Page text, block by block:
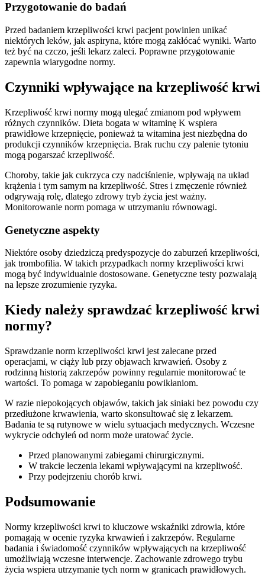
Przygotowanie do badań
Przed badaniem krzepliwości krwi pacjent powinien unikać
niektórych leków, jak aspiryna, które mogą zakłócać wyniki. Warto
też być na czczo, jeśli lekarz zaleci. Poprawne przygotowanie
zapewnia wiarygodne normy.
Czynniki wpływające na krzepliwość krwi
Krzepliwość krwi normy mogą ulegać zmianom pod wpływem
różnych czynników. Dieta bogata w witaminę K wspiera
prawidłowe krzepnięcie, ponieważ ta witamina jest niezbędna do
produkcji czynników krzepnięcia. Brak ruchu czy palenie tytoniu
mogą pogarszać krzepliwość.
Choroby, takie jak cukrzyca czy nadciśnienie, wpływają na układ
krążenia i tym samym na krzepliwość. Stres i zmęczenie również
odgrywają rolę, dlatego zdrowy tryb życia jest ważny.
Monitorowanie norm pomaga w utrzymaniu równowagi.
Genetyczne aspekty
Niektóre osoby dziedziczą predyspozycje do zaburzeń krzepliwości,
jak trombofilia. W takich przypadkach normy krzepliwości krwi
mogą być indywidualnie dostosowane. Genetyczne testy pozwalają
na lepsze zrozumienie ryzyka.
Kiedy należy sprawdzać krzepliwość krwi
normy?
Sprawdzanie norm krzepliwości krwi jest zalecane przed
operacjami, w ciąży lub przy objawach krwawień. Osoby z
rodzinną historią zakrzepów powinny regularnie monitorować te
wartości. To pomaga w zapobieganiu powikłaniom.
W razie niepokojących objawów, takich jak siniaki bez powodu czy
przedłużone krwawienia, warto skonsultować się z lekarzem.
Badania te są rutynowe w wielu sytuacjach medycznych. Wczesne
wykrycie odchyleń od norm może uratować życie.
Przed planowanymi zabiegami chirurgicznymi.
W trakcie leczenia lekami wpływającymi na krzepliwość.
Przy podejrzeniu chorób krwi.
Podsumowanie
Normy krzepliwości krwi to kluczowe wskaźniki zdrowia, które
pomagają w ocenie ryzyka krwawień i zakrzepów. Regularne
badania i świadomość czynników wpływających na krzepliwość
umożliwiają wczesne interwencje. Zachowanie zdrowego trybu
życia wspiera utrzymanie tych norm w granicach prawidłowych.